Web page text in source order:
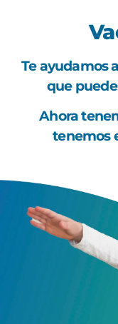
Te ayudamos
que
Ahora
tenemos